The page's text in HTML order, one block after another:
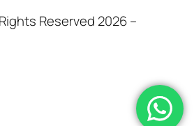
Reserved 2026 –